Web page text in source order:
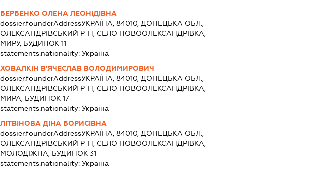
БЕРБЕНКО ОЛЕНА ЛЕОНІДІВНА
dossier.founderAddressУКРАЇНА, 84010, ДОНЕЦЬКА ОБЛ.,
ОЛЕКСАНДРІВСЬКИЙ Р-Н, СЕЛО НОВООЛЕКСАНДРІВКА,
МИРУ, БУДИНОК 11
statements.nationality:Україна
ХОВАЛКІН В'ЯЧЕСЛАВ ВОЛОДИМИРОВИЧ
dossier.founderAddressУКРАЇНА, 84010, ДОНЕЦЬКА ОБЛ.,
ОЛЕКСАНДРІВСЬКИЙ Р-Н, СЕЛО НОВООЛЕКСАНДРІВКА,
МИРА, БУДИНОК 17
statements.nationality:Україна
ЛІТВІНОВА ДІНА БОРИСІВНА
dossier.founderAddressУКРАЇНА, 84010, ДОНЕЦЬКА ОБЛ.,
ОЛЕКСАНДРІВСЬКИЙ Р-Н, СЕЛО НОВООЛЕКСАНДРІВКА,
МОЛОДІЖНА, БУДИНОК 31
statements.nationality:Україна